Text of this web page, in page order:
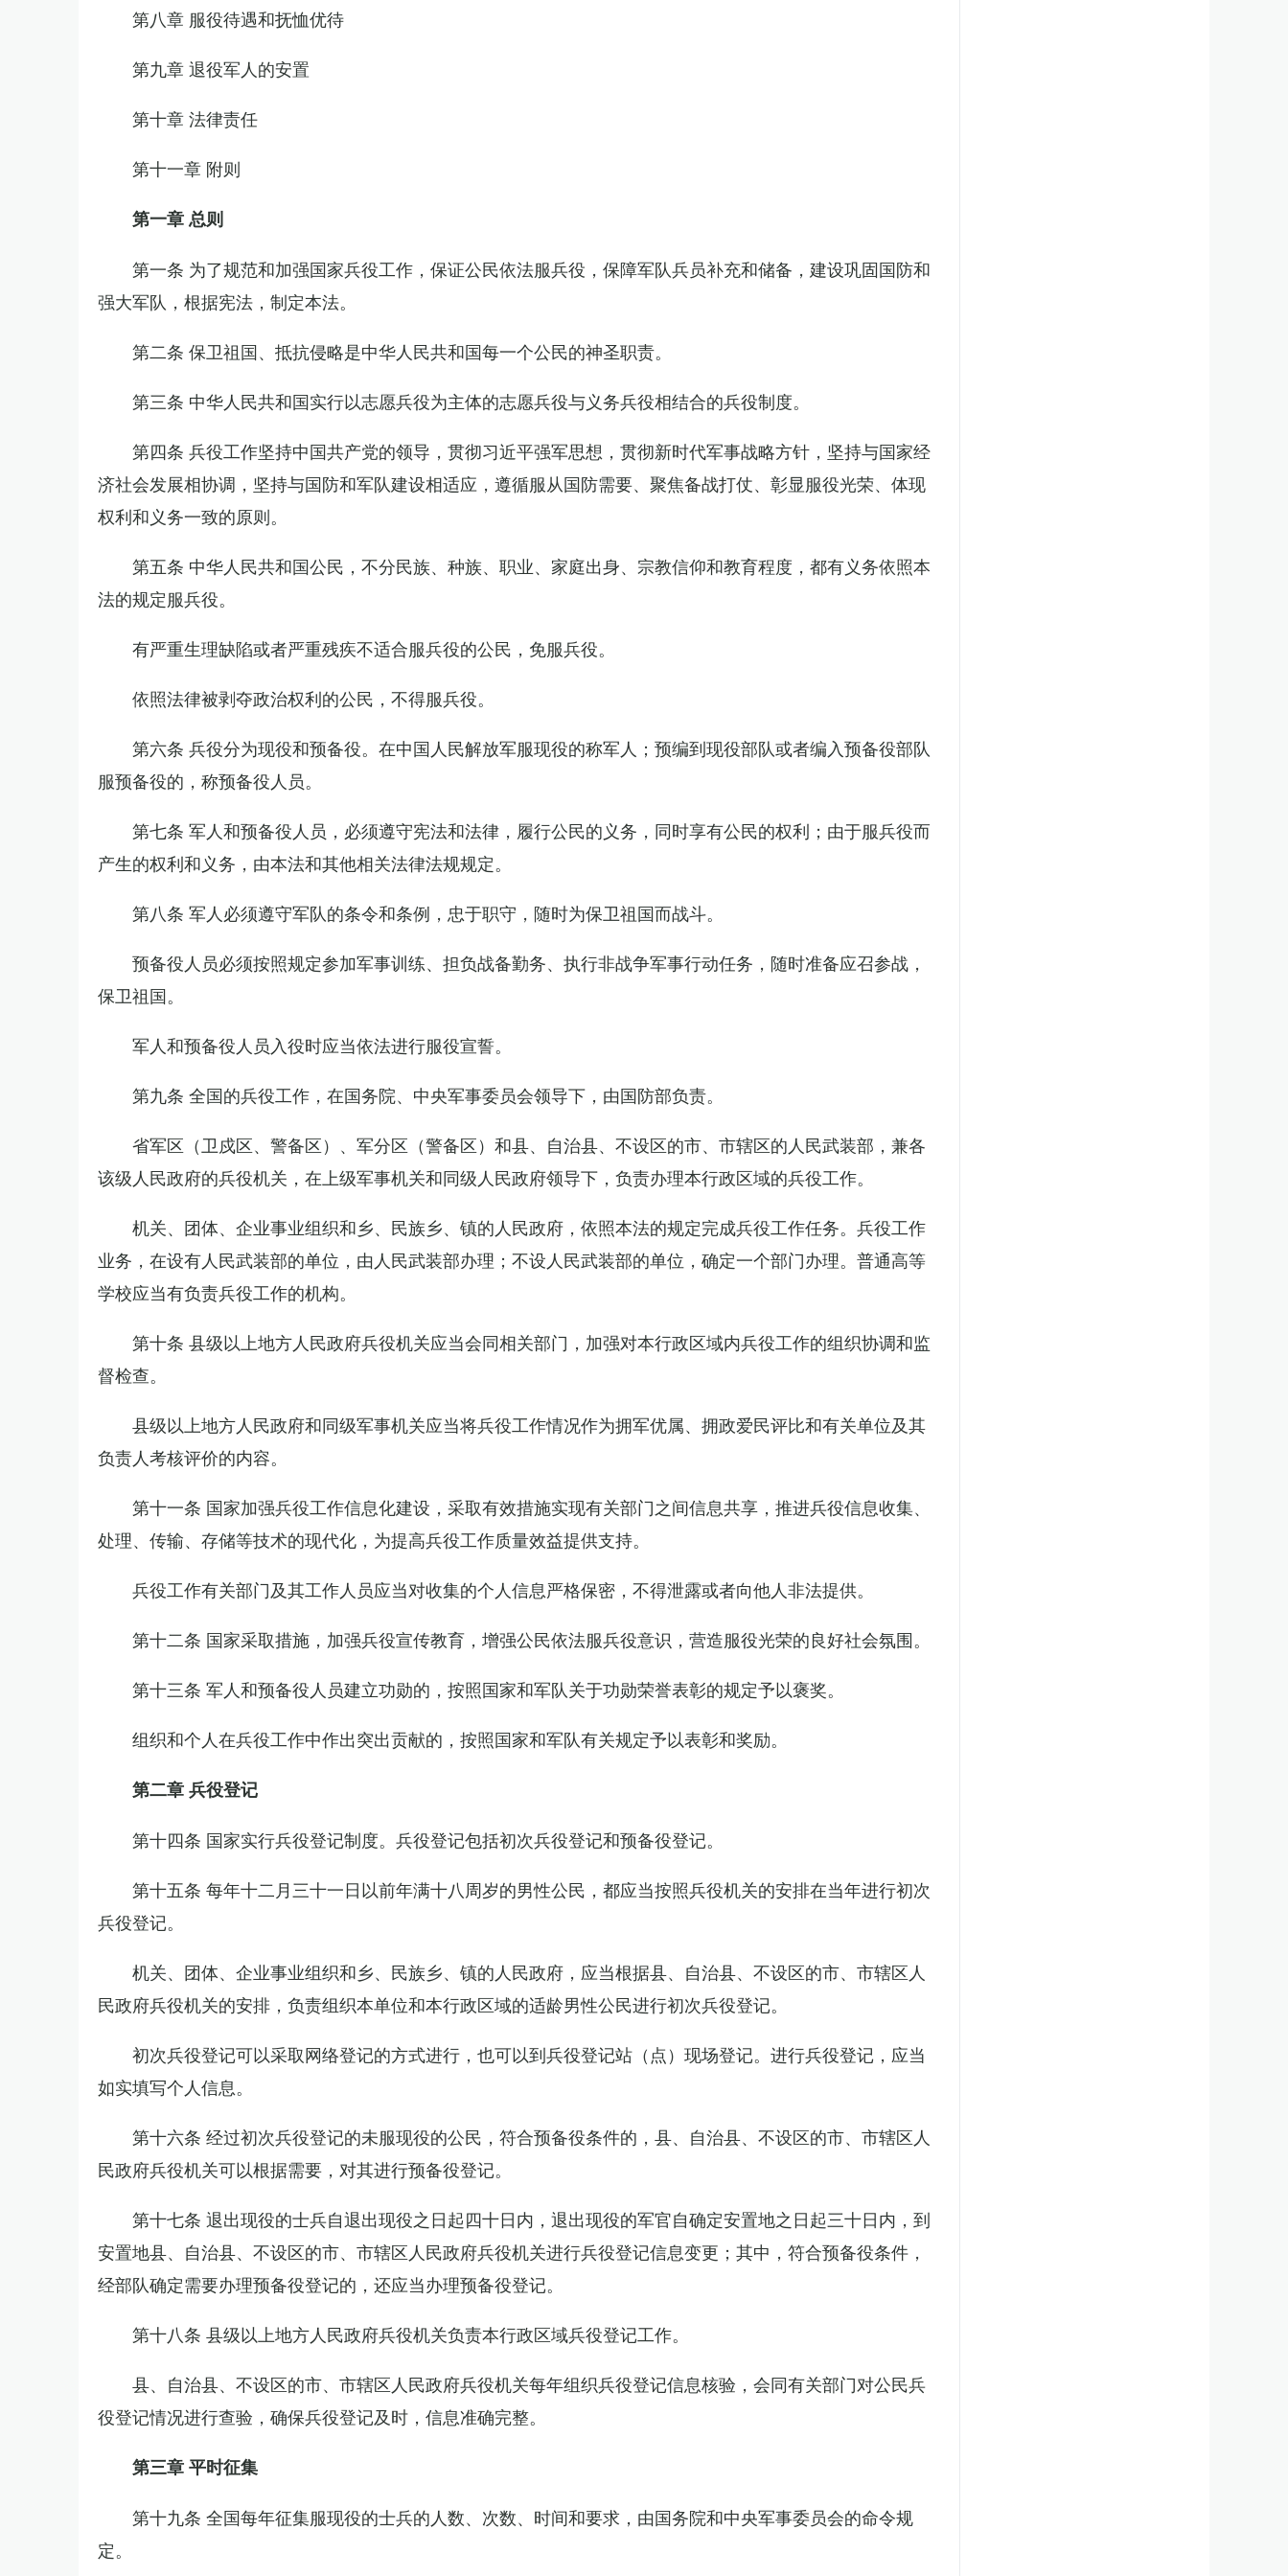
第八章 服役待遇和抚恤优待
第九章 退役军人的安置
第十章 法律责任
第十一章 附则
第一章 总则
第一条 为了规范和加强国家兵役工作，保证公民依法服兵役，保障军队兵员补充和储备，建设巩固国防和
强大军队，根据宪法，制定本法。
第二条 保卫祖国、抵抗侵略是中华人民共和国每一个公民的神圣职责。
第三条 中华人民共和国实行以志愿兵役为主体的志愿兵役与义务兵役相结合的兵役制度。
第四条 兵役工作坚持中国共产党的领导，贯彻习近平强军思想，贯彻新时代军事战略方针，坚持与国家经
济社会发展相协调，坚持与国防和军队建设相适应，遵循服从国防需要、聚焦备战打仗、彰显服役光荣、体现
权利和义务一致的原则。
第五条 中华人民共和国公民，不分民族、种族、职业、家庭出身、宗教信仰和教育程度，都有义务依照本
法的规定服兵役。
有严重生理缺陷或者严重残疾不适合服兵役的公民，免服兵役。
依照法律被剥夺政治权利的公民，不得服兵役。
第六条 兵役分为现役和预备役。在中国人民解放军服现役的称军人；预编到现役部队或者编入预备役部队
服预备役的，称预备役人员。
第七条 军人和预备役人员，必须遵守宪法和法律，履行公民的义务，同时享有公民的权利；由于服兵役而
产生的权利和义务，由本法和其他相关法律法规规定。
第八条 军人必须遵守军队的条令和条例，忠于职守，随时为保卫祖国而战斗。
预备役人员必须按照规定参加军事训练、担负战备勤务、执行非战争军事行动任务，随时准备应召参战，
保卫祖国。
军人和预备役人员入役时应当依法进行服役宣誓。
第九条 全国的兵役工作，在国务院、中央军事委员会领导下，由国防部负责。
省军区（卫戍区、警备区）、军分区（警备区）和县、自治县、不设区的市、市辖区的人民武装部，兼各
该级人民政府的兵役机关，在上级军事机关和同级人民政府领导下，负责办理本行政区域的兵役工作。
机关、团体、企业事业组织和乡、民族乡、镇的人民政府，依照本法的规定完成兵役工作任务。兵役工作
业务，在设有人民武装部的单位，由人民武装部办理；不设人民武装部的单位，确定一个部门办理。普通高等
学校应当有负责兵役工作的机构。
第十条 县级以上地方人民政府兵役机关应当会同相关部门，加强对本行政区域内兵役工作的组织协调和监
督检查。
县级以上地方人民政府和同级军事机关应当将兵役工作情况作为拥军优属、拥政爱民评比和有关单位及其
负责人考核评价的内容。
第十一条 国家加强兵役工作信息化建设，采取有效措施实现有关部门之间信息共享，推进兵役信息收集、
处理、传输、存储等技术的现代化，为提高兵役工作质量效益提供支持。
兵役工作有关部门及其工作人员应当对收集的个人信息严格保密，不得泄露或者向他人非法提供。
第十二条 国家采取措施，加强兵役宣传教育，增强公民依法服兵役意识，营造服役光荣的良好社会氛围。
第十三条 军人和预备役人员建立功勋的，按照国家和军队关于功勋荣誉表彰的规定予以褒奖。
组织和个人在兵役工作中作出突出贡献的，按照国家和军队有关规定予以表彰和奖励。
第二章 兵役登记
第十四条 国家实行兵役登记制度。兵役登记包括初次兵役登记和预备役登记。
第十五条 每年十二月三十一日以前年满十八周岁的男性公民，都应当按照兵役机关的安排在当年进行初次
兵役登记。
机关、团体、企业事业组织和乡、民族乡、镇的人民政府，应当根据县、自治县、不设区的市、市辖区人
民政府兵役机关的安排，负责组织本单位和本行政区域的适龄男性公民进行初次兵役登记。
初次兵役登记可以采取网络登记的方式进行，也可以到兵役登记站（点）现场登记。进行兵役登记，应当
如实填写个人信息。
第十六条 经过初次兵役登记的未服现役的公民，符合预备役条件的，县、自治县、不设区的市、市辖区人
民政府兵役机关可以根据需要，对其进行预备役登记。
第十七条 退出现役的士兵自退出现役之日起四十日内，退出现役的军官自确定安置地之日起三十日内，到
安置地县、自治县、不设区的市、市辖区人民政府兵役机关进行兵役登记信息变更；其中，符合预备役条件，
经部队确定需要办理预备役登记的，还应当办理预备役登记。
第十八条 县级以上地方人民政府兵役机关负责本行政区域兵役登记工作。
县、自治县、不设区的市、市辖区人民政府兵役机关每年组织兵役登记信息核验，会同有关部门对公民兵
役登记情况进行查验，确保兵役登记及时，信息准确完整。
第三章 平时征集
第十九条 全国每年征集服现役的士兵的人数、次数、时间和要求，由国务院和中央军事委员会的命令规
定。